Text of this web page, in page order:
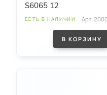
S6065 12
ЕСТЬ В НАЛИЧИИ Арт.
В КОРЗИНУ